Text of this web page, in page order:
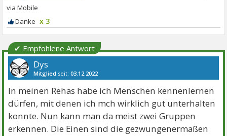
x 3
✔ Empfohlene Antwort
Dys
Mitglied seit:03.12.2022
In meinen Rehas habe ich Menschen kennenlernen
dürfen, mit denen ich mch wirklich gut unterhalten
konnte. Nun kann man da meist zwei Gruppen
erkennen. Die Einen sind die gezwungenermaßen